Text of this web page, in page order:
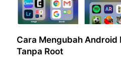
Cara Mengubah Android
Tanpa Root